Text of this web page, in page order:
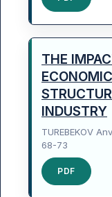
THE
INDUSTRY
TUREBEKOV
68-73
PDF